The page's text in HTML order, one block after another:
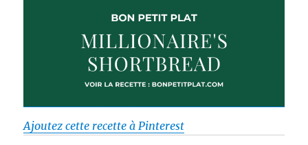
Ajoutez cette recette à Pinterest